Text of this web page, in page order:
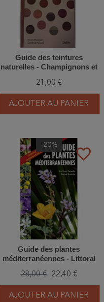
Guide des teintures
naturelles - Champignons et
21,00 €
AJOUTER AU PANIER
favorite_border
-20%
Guide des plantes
méditerranéennes - Littoral
de la Corse
28,00 € 22,40 €
AJOUTER AU PANIER